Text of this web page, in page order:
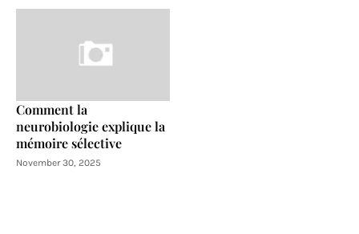
Comment la
neurobiologie explique la
mémoire sélective
November 30, 2025